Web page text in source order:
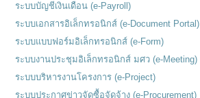
ระบบบัญชีเงินเดือน (e-Payroll)
ระบบเอกสารอิเล็กทรอนิกส์ (e-Document Portal)
ระบบแบบฟอร์มอิเล็กทรอนิกส์ (e-Form)
ระบบงานประชุมอิเล็กทรอนิกส์ มศว (e-Meeting)
ระบบบริหารงานโครงการ (e-Project)
ระบบประกาศข่าวจัดซื้อจัดจ้าง (e-Procurement)